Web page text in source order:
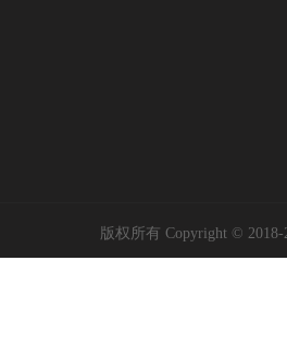
版权所有 Copyright ©